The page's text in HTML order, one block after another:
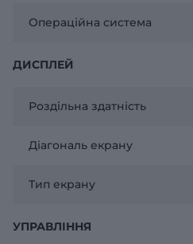
Операційна система
ДИСПЛЕЙ
Роздільна здатність
Діагональ екрану
Тип екрану
УПРАВЛІННЯ